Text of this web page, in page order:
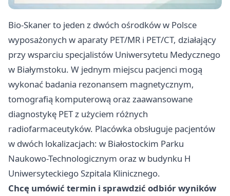
Bio-Skaner to jeden z dwóch ośrodków w Polsce
wyposażonych w aparaty PET/MR i PET/CT, działający
przy wsparciu specjalistów Uniwersytetu Medycznego
w Białymstoku. W jednym miejscu pacjenci mogą
wykonać badania rezonansem magnetycznym,
tomografią komputerową oraz zaawansowane
diagnostykę PET z użyciem różnych
radiofarmaceutyków. Placówka obsługuje pacjentów
w dwóch lokalizacjach: w Białostockim Parku
Naukowo-Technologicznym oraz w budynku H
Uniwersyteckiego Szpitala Klinicznego.
Chcę umówić termin i sprawdzić odbiór wyników